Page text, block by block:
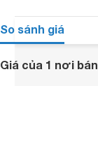
So sánh giá
Giá của 1 nơi bán